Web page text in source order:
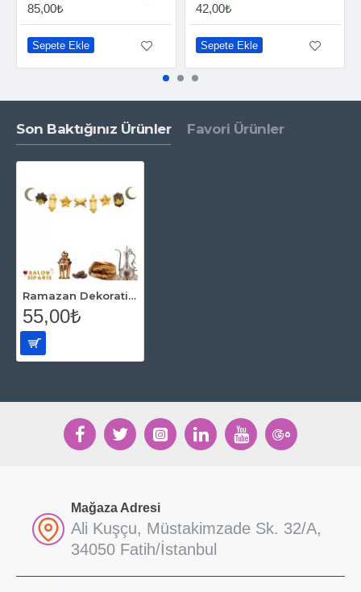
85,00₺
Sepete Ekle
42,00₺
Sepete Ekle
Son Baktığınız Ürünler Favori Ürünler
Ramazan Dekoratif Süs Gold 160 Cm
55,00₺
Mağaza Adresi
Ali Kuşçu, Müstakimzade Sk. 32/A,
34050 Fatih/İstanbul